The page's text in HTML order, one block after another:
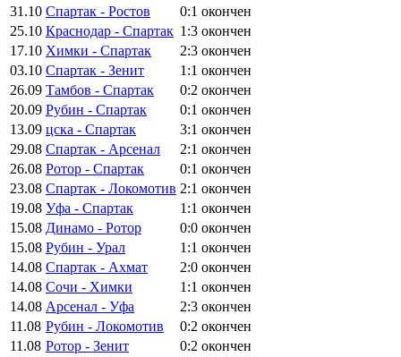
31.10 Спартак - Ростов 0:1 окончен
25.10 Краснодар - Спартак 1:3 окончен
17.10 Химки - Спартак 2:3 окончен
03.10 Спартак - Зенит 1:1 окончен
26.09 Тамбов - Спартак 0:2 окончен
20.09 Рубин - Спартак 0:1 окончен
13.09 цска - Спартак 3:1 окончен
29.08 Спартак - Арсенал 2:1 окончен
26.08 Ротор - Спартак 0:1 окончен
23.08 Спартак - Локомотив 2:1 окончен
19.08 Уфа - Спартак 1:1 окончен
15.08 Динамо - Ротор 0:0 окончен
15.08 Рубин - Урал 1:1 окончен
14.08 Спартак - Ахмат 2:0 окончен
14.08 Сочи - Химки 1:1 окончен
14.08 Арсенал - Уфа 2:3 окончен
11.08 Рубин - Локомотив 0:2 окончен
11.08 Ротор - Зенит 0:2 окончен